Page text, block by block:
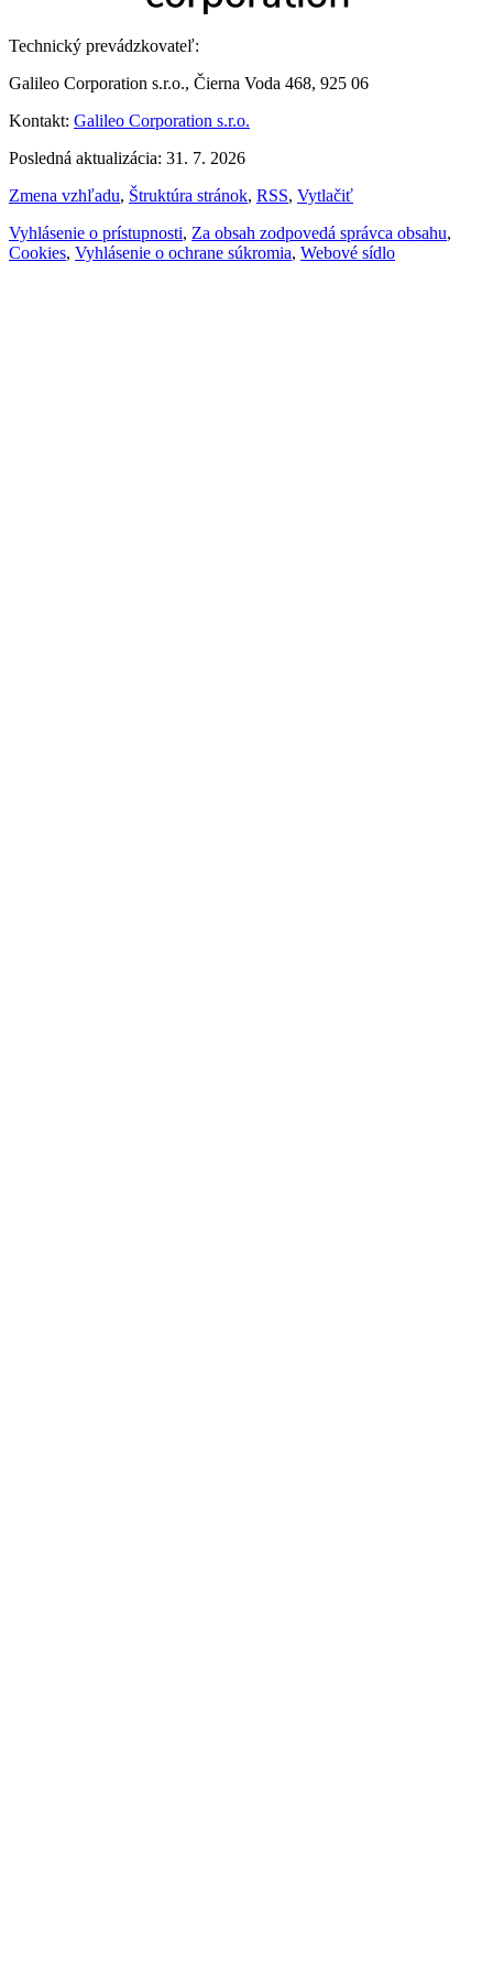
Technický prevádzkovateľ:
Galileo Corporation s.r.o., Čierna Voda 468, 925 06
Kontakt: Galileo Corporation s.r.o.
Posledná aktualizácia: 31. 7. 2026
Zmena vzhľadu, Štruktúra stránok, RSS, Vytlačiť
Vyhlásenie o prístupnosti, Za obsah zodpovedá správca obsahu,
Cookies, Vyhlásenie o ochrane súkromia, Webové sídlo